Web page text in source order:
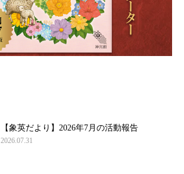
【象英だより】2026年7月の活動報告
2026.07.31